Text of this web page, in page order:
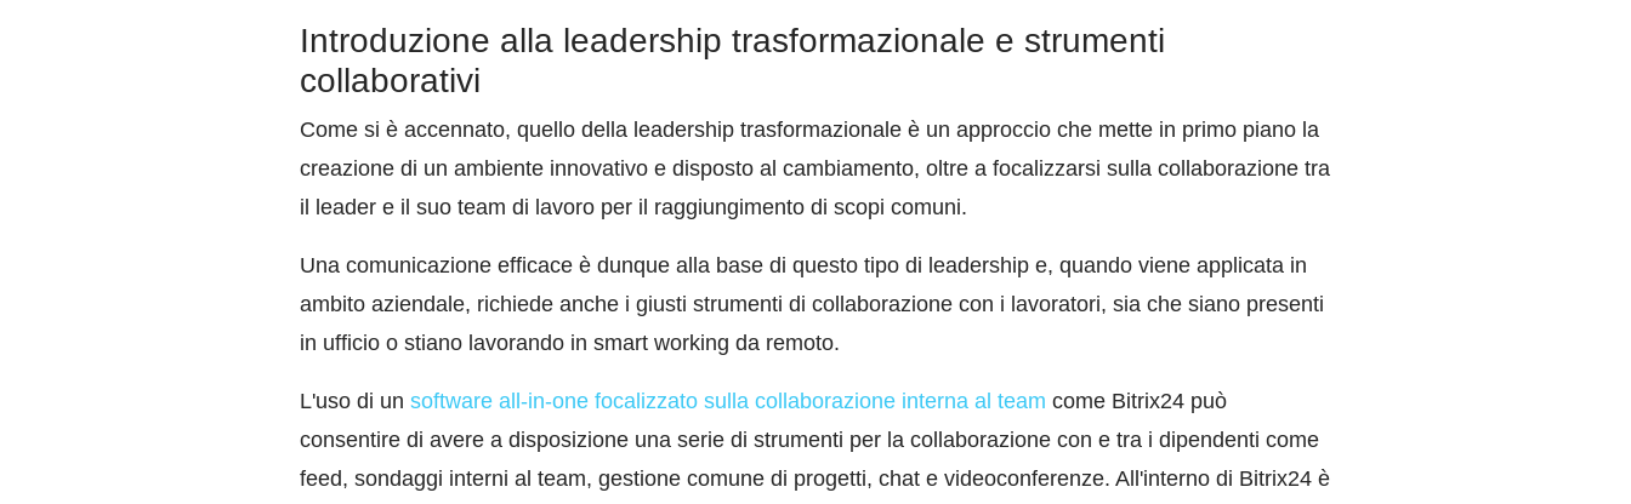
Introduzione alla leadership trasformazionale e strumenti
collaborativi
Come si è accennato, quello della leadership trasformazionale è un approccio che mette in primo piano la
creazione di un ambiente innovativo e disposto al cambiamento, oltre a focalizzarsi sulla collaborazione tra
il leader e il suo team di lavoro per il raggiungimento di scopi comuni.
Una comunicazione efficace è dunque alla base di questo tipo di leadership e, quando viene applicata in
ambito aziendale, richiede anche i giusti strumenti di collaborazione con i lavoratori, sia che siano presenti
in ufficio o stiano lavorando in smart working da remoto.
L'uso di un software all-in-one focalizzato sulla collaborazione interna al team come Bitrix24 può
consentire di avere a disposizione una serie di strumenti per la collaborazione con e tra i dipendenti come
feed, sondaggi interni al team, gestione comune di progetti, chat e videoconferenze. All'interno di Bitrix24 è